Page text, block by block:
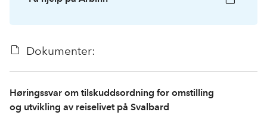
Dokumenter:
Høringssvar om tilskuddsordning for omstilling
og utvikling av reiselivet på Svalbard